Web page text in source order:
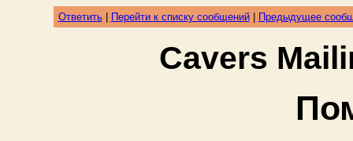
Ответить| Перейти к списку сообщений| Предыдущее
Cavers